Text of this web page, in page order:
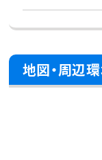
地図・周辺